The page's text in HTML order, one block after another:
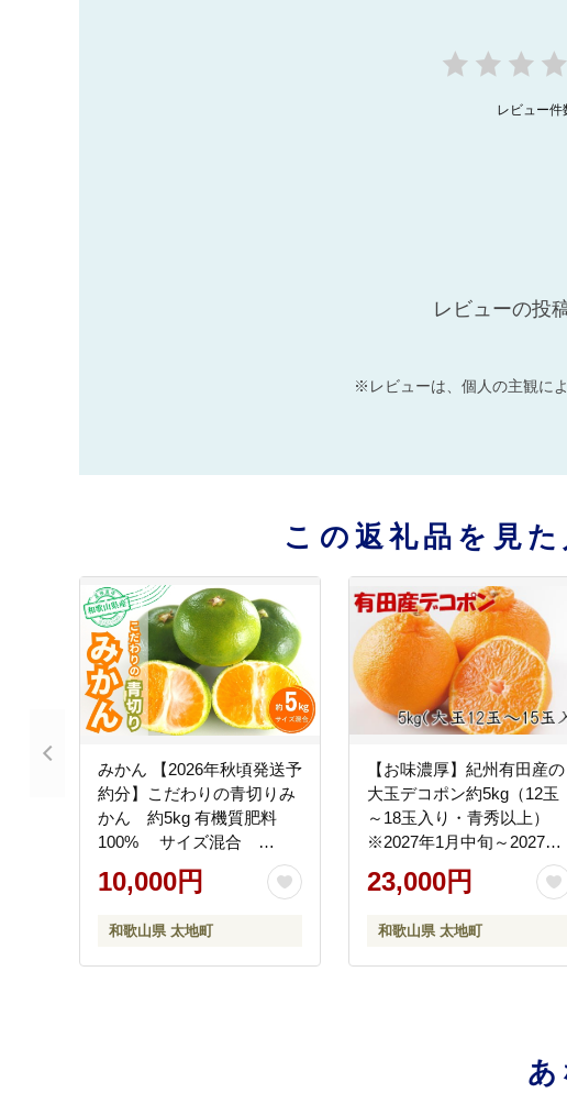
レビュー件
レビューの投
※レビューは、個人の主観に
この返礼品を見
みかん 【2026年秋頃発送予
約分】こだわりの青切りみ
かん 約5kg 有機質肥料
100% サイズ混合
※2026年9月～10月に順次
発送予定（お届け日指定不
10,000円
和歌山県 太地町
【お味濃厚】紀州有田産の
大玉デコポン約5kg（12玉
～18玉入り・青秀以上）
※2027年1月中旬～2027年3
月中旬頃順次発送
【tec811B】
23,000円
和歌山県 太地町